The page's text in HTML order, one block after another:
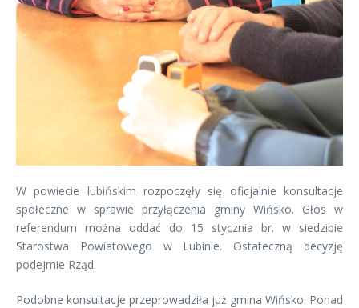
W powiecie lubińskim rozpoczęły się oficjalnie konsultacje
społeczne w sprawie przyłączenia gminy Wińsko. Głos w
referendum można oddać do 15 stycznia br. w siedzibie
Starostwa Powiatowego w Lubinie. Ostateczną decyzję
podejmie Rząd.
Podobne konsultacje przeprowadziła już gmina Wińsko. Ponad